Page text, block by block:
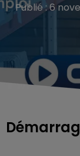
Publié : 6